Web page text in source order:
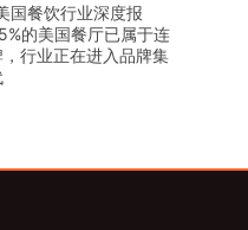
国餐饮行业深度报
的美国餐厅已属于连
行业正在进入品牌集